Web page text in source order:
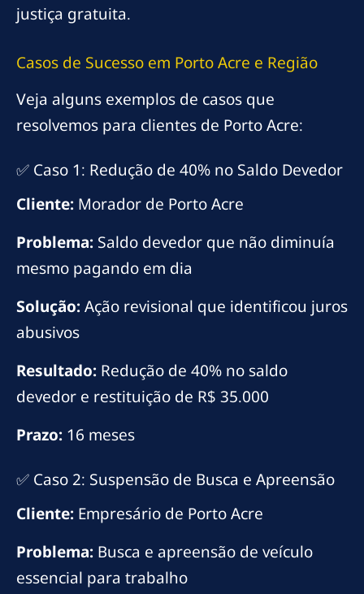
justiça gratuita.
Casos de Sucesso em Porto Acre e Região
Veja alguns exemplos de casos que
resolvemos para clientes de Porto Acre:
✅ Caso 1: Redução de 40% no Saldo Devedor
Cliente: Morador de Porto Acre
Problema: Saldo devedor que não diminuía
mesmo pagando em dia
Solução:Ação revisional que identificou juros
abusivos
Resultado: Redução de 40% no saldo
devedor e restituição de R$ 35.000
Prazo: 16 meses
✅ Caso 2: Suspensão de Busca e Apreensão
Cliente: Empresário de Porto Acre
Problema: Busca e apreensão de veículo
essencial para trabalho